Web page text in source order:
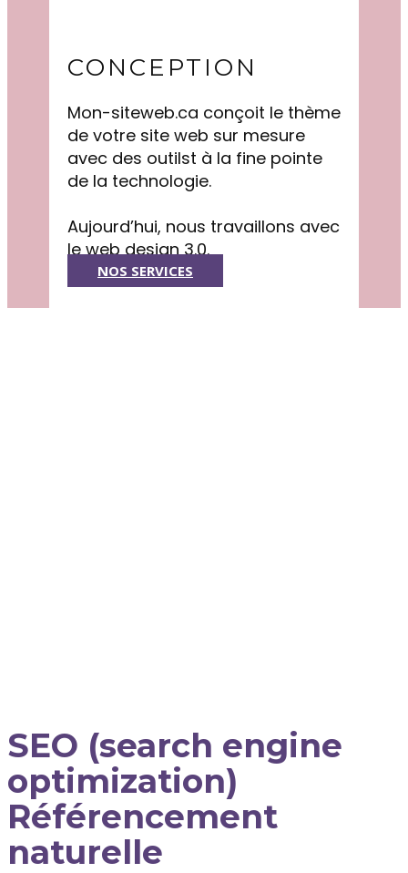
CONCEPTION
Mon-siteweb.ca conçoit le thème
de votre site web sur mesure
avec des outilst à la fine pointe
de la technologie.
Aujourd’hui, nous travaillons avec
le web design 3.0.
NOS SERVICES
SEO (search engine
optimization)
Référencement
naturelle